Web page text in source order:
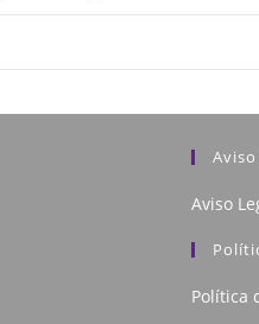
Aviso
Política